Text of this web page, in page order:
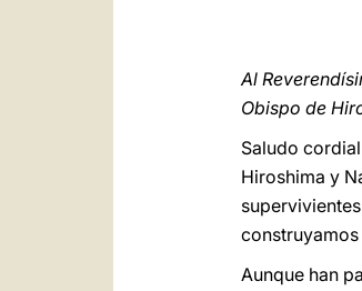
Al
Obispo de
Saludo
Hiroshima y
supervivientes
Aunque han